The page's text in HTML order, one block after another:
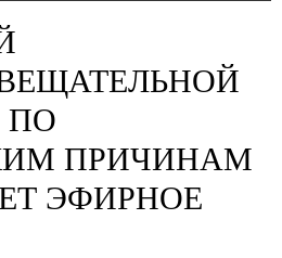
ПО
ПРИЧИНАМ
ЭФИРНОЕ